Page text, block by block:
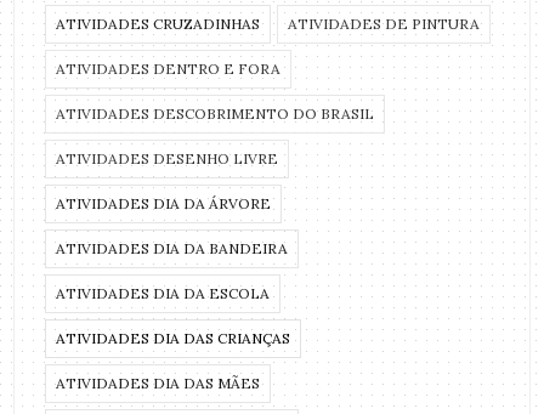
ATIVIDADES CRUZADINHAS ATIVIDADES DE PINTURA
ATIVIDADES DENTRO E FORA
ATIVIDADES DESCOBRIMENTO DO BRASIL
ATIVIDADES DESENHO LIVRE
ATIVIDADES DIA DA ÁRVORE
ATIVIDADES DIA DA BANDEIRA
ATIVIDADES DIA DA ESCOLA
ATIVIDADES DIA DAS CRIANÇAS
ATIVIDADES DIA DAS MÃES